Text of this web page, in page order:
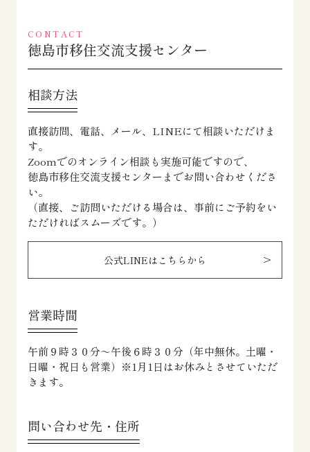
CONTACT
徳島市移住交流支援センター
相談方法
直接訪問、電話、メール、LINEにて相談いただけま
す。
Zoomでのオンライン相談も実施可能ですので、
徳島市移住交流支援センターまでお問い合わせくださ
い。
（直接、ご訪問いただける場合は、事前にご予約をい
ただければスムーズです。）
公式LINEはこちらから
営業時間
午前９時３０分～午後６時３０分（年中無休。土曜・
日曜・祝日も営業）※1月1日はお休みとさせていただ
きます。
問い合わせ先・住所